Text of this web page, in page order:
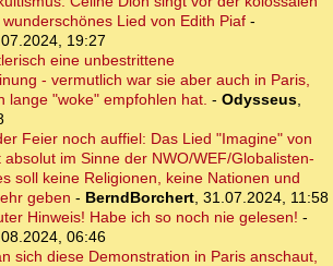
Lied von Edith Piaf -
19:27
eine unbestrittene
- vermutlich war sie aber auch in Paris,
lange "woke" empfohlen hat. - Odysseus,
Feier noch auffiel: Das Lied "Imagine" von
im Sinne der NWO/WEF/Globalisten-
soll keine Religionen, keine Nationen und
geben - BerndBorchert, 31.07.2024, 11:58
Hinweis! Habe ich so noch nie gelesen! -
06:46
sich diese Demonstration in Paris anschaut,